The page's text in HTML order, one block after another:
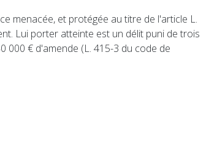
menacée, et protégée au titre de l'article L.
Lui porter atteinte est un délit puni de trois
000 € d'amende (L. 415-3 du code de